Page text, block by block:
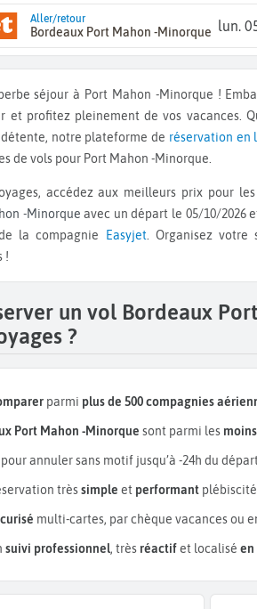
Aller/retour
Bordeaux Port Mahon -Minorque lun.
séjour à Port Mahon -Minorque !
et profitez pleinement de vos vacances.
notre plateforme de réservation en
de vols pour Port Mahon -Minorque.
accédez aux meilleurs prix pour
-Minorqueavec un départ le 05/10/2026
la compagnie
Easyjet . Organisez
!
un vol Bordeaux
?
parmi plus de 500 compagnies
Port Mahon -Minorque sont parmi les
annuler sans motif jusqu’à -24h du départ
trèssimple et performant
multi-cartes, par chèque vacances ou
suivi professionnel, très réactifet localisé en